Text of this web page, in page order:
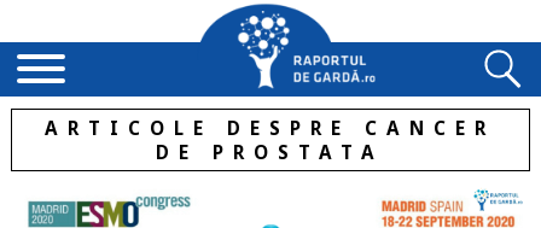
ARTICOLE DESPRE CANCER
DE PROSTATA